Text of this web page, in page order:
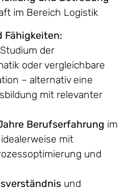
im Bereich Logistik
Fähigkeiten:
der
oder vergleichbare
– alternativ eine
mit relevanter
Berufserfahrung im
mit
und
und